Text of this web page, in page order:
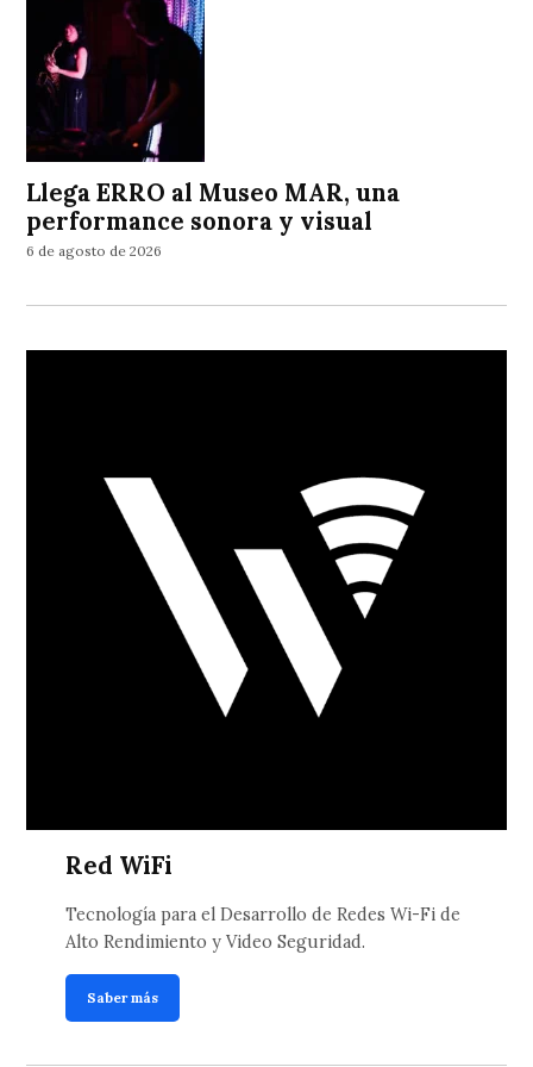
Llega ERRO al Museo MAR, una
performance sonora y visual
6 de agosto de 2026
Red WiFi
Tecnología para el Desarrollo de Redes Wi-Fi de
Alto Rendimiento y Video Seguridad.
Saber más